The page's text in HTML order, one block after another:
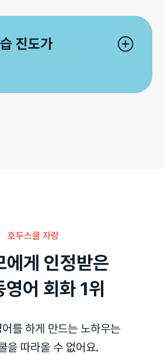
진도가
호두스쿨 자랑
에게 인정받은
어 회화 1위
를 하게 만드는 노하우는
을 따라올 수 없어요.